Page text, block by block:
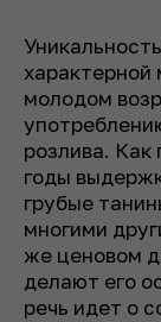
характерной
молодом
розлива. Как
годы
грубые
многими
же ценовом
делают его
речь идет о